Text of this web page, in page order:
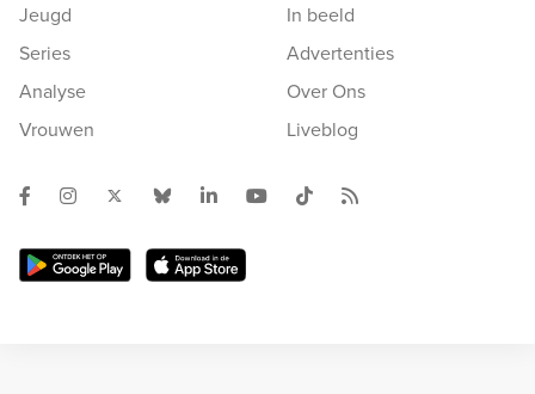
Jeugd
Series
Analyse
Vrouwen
In beeld
Advertenties
Over Ons
Liveblog